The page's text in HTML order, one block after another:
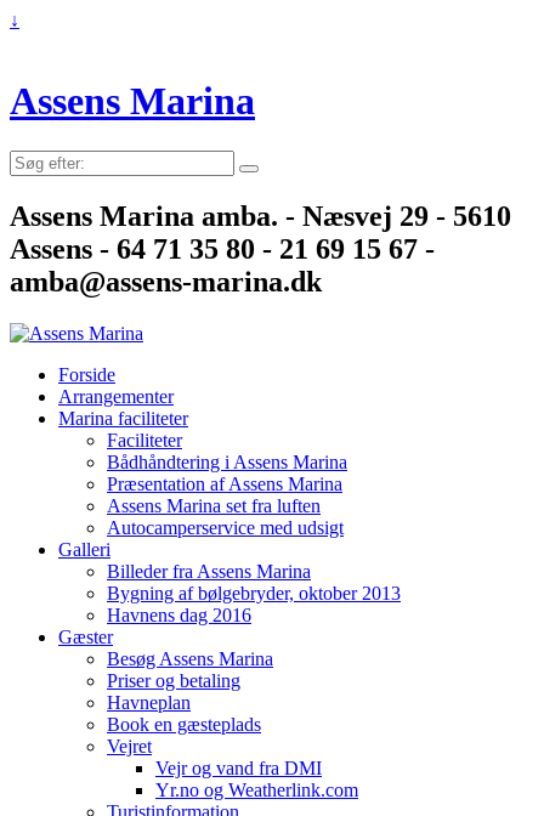
↓
Assens Marina
Søg
efter:
Assens Marina amba. - Næsvej 29 - 5610
Assens - 64 71 35 80 - 21 69 15 67 -
amba@assens-marina.dk
Forside
Arrangementer
Marina faciliteter
Faciliteter
Bådhåndtering i Assens Marina
Præsentation af Assens Marina
Assens Marina set fra luften
Autocamperservice med udsigt
Galleri
Billeder fra Assens Marina
Bygning af bølgebryder, oktober 2013
Havnens dag 2016
Gæster
Besøg Assens Marina
Priser og betaling
Havneplan
Book en gæsteplads
Vejret
Vejr og vand fra DMI
Yr.no og Weatherlink.com
Turistinformation